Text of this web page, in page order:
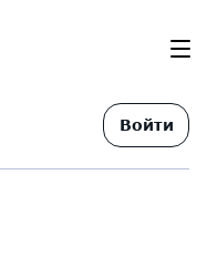
Войти